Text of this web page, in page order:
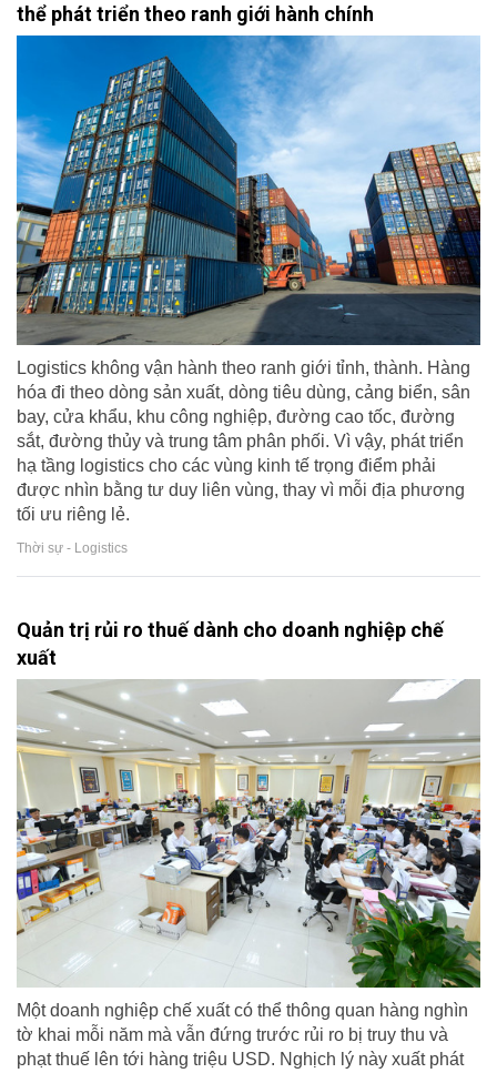
thể phát triển theo ranh giới hành chính
Logistics không vận hành theo ranh giới tỉnh, thành. Hàng
hóa đi theo dòng sản xuất, dòng tiêu dùng, cảng biển, sân
bay, cửa khẩu, khu công nghiệp, đường cao tốc, đường
sắt, đường thủy và trung tâm phân phối. Vì vậy, phát triển
hạ tầng logistics cho các vùng kinh tế trọng điểm phải
được nhìn bằng tư duy liên vùng, thay vì mỗi địa phương
tối ưu riêng lẻ.
Thời sự - Logistics
Quản trị rủi ro thuế dành cho doanh nghiệp chế
xuất
Một doanh nghiệp chế xuất có thể thông quan hàng nghìn
tờ khai mỗi năm mà vẫn đứng trước rủi ro bị truy thu và
phạt thuế lên tới hàng triệu USD. Nghịch lý này xuất phát